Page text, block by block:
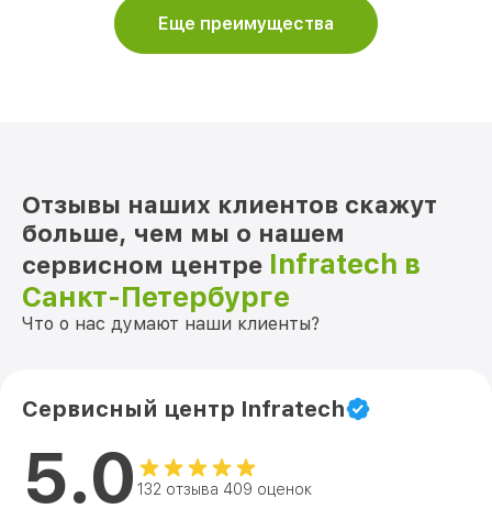
Еще преимущества
Отзывы наших клиентов скажут
больше, чем мы о нашем
сервисном центре Infratech в
Санкт-Петербурге
Что о нас думают наши клиенты?
Сервисный центр Infratech
5.0 132 отзыва 409 оценок